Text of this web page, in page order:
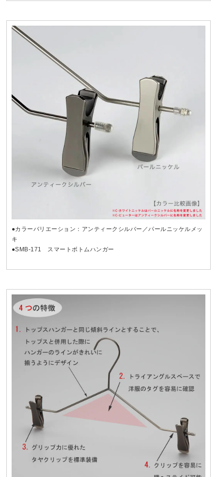
●カラーバリエーション：アンティークシルバー／パールニッケルメッ
キ
●SMB-171 スマートボトムハンガー